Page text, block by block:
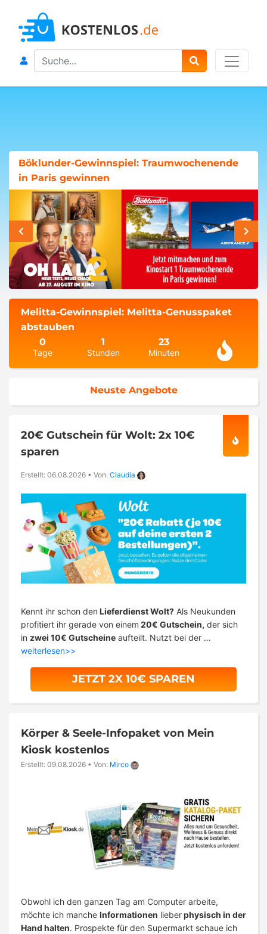
Search
Böklunder-Gewinnspiel: Traumwochenende
in Paris gewinnen
Melitta-Gewinnspiel: Melitta-Genusspaket
abstauben
0
Tage
1
Stunden
23
Minuten
Neuste Angebote
20€ Gutschein für Wolt: 2x 10€
sparen
Erstellt: 06.08.2026 • Von: Claudia
Kennt ihr schon den Lieferdienst Wolt? Als Neukunden
profitiert ihr gerade von einem 20€ Gutschein, der sich
in zwei 10€ Gutscheine aufteilt. Nutzt bei der …
weiterlesen>>
JETZT 2X 10€ SPAREN
Körper & Seele-Infopaket von Mein
Kiosk kostenlos
Erstellt: 09.08.2026 • Von: Mirco
Obwohl ich den ganzen Tag am Computer arbeite,
möchte ich manche Informationen lieberphysisch in der
Hand halten. Prospekte für den Supermarkt schaue ich